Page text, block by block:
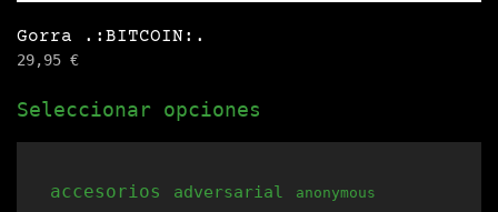
Gorra .:BITCOIN:.
29,95 €
Seleccionar opciones
tiene
múltiples
accesorios adversarial anonymous